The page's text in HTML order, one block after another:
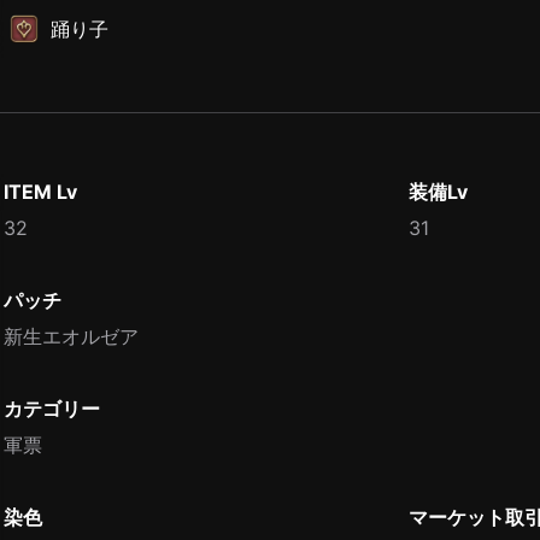
踊り子
ITEM Lv
32
装備Lv
31
パッチ
新生エオルゼア
カテゴリー
軍票
染色 マーケット取